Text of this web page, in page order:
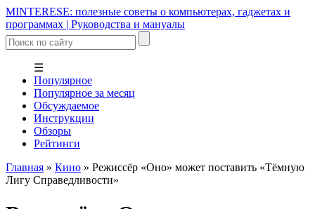
MINTERESE: полезные советы о компьютерах, гаджетах и
программах | Руководства и мануалы
☰
Популярное
Популярное за месяц
Обсуждаемое
Инструкции
Обзоры
Рейтинги
Главная » Кино » Режиссёр «Оно» может поставить «Тёмную
Лигу Справедливости»